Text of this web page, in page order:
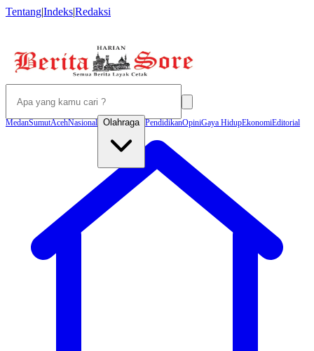
Tentang|Indeks|Redaksi
MedanSumutAcehNasional Olahraga PendidikanOpiniGaya HidupEkonomiEditorial